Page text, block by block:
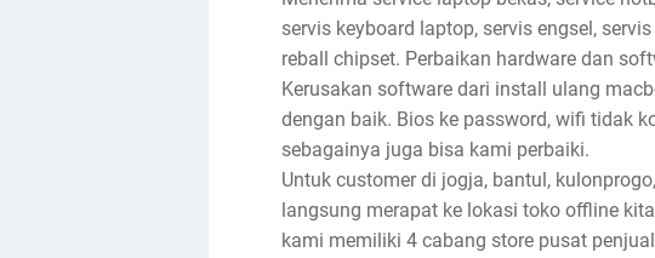
servis keyboard laptop, servis engsel,
reball chipset. Perbaikan hardware dan
Kerusakan software dari install ulang
dengan baik. Bios ke password, wifi tidak
sebagainya juga bisa kami perbaiki.
Untuk customer di jogja, bantul,
langsung merapat ke lokasi toko offline
kami memiliki 4 cabang store pusat